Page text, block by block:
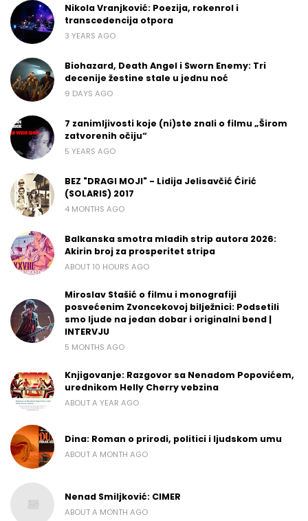
Nikola Vranjković: Poezija, rokenrol i
transcedencija otpora
3 YEARS AGO
Biohazard, Death Angel i Sworn Enemy: Tri
decenije žestine stale u jednu noć
9 DAYS AGO
7 zanimljivosti koje (ni)ste znali o filmu „Širom
zatvorenih očiju“
5 YEARS AGO
BEZ "DRAGI MOJI" - Lidija Jelisavčić Ćirić
(SOLARIS) 2017
4 MONTHS AGO
Balkanska smotra mladih strip autora 2026:
Akirin broj za prosperitet stripa
ABOUT 10 HOURS AGO
Miroslav Stašić o filmu i monografiji
posvećenim Zvoncekovoj bilježnici: Podsetili
smo ljude na jedan dobar i originalni bend |
INTERVJU
5 MONTHS AGO
Knjigovanje: Razgovor sa Nenadom Popovićem,
urednikom Helly Cherry vebzina
ABOUT A YEAR AGO
Dina: Roman o prirodi, politici i ljudskom umu
ABOUT A MONTH AGO
Nenad Smiljković: CIMER
ABOUT A MONTH AGO